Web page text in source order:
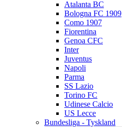
Atalanta BC
Bologna FC 1909
Como 1907
Fiorentina
Genoa CFC
Inter
Juventus
Napoli
Parma
SS Lazio
Torino FC
Udinese Calcio
US Lecce
Bundesliga - Tyskland